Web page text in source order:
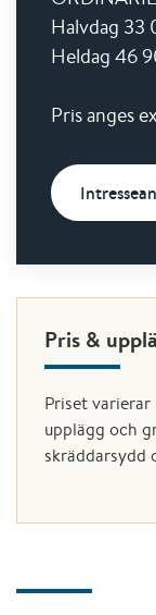
Halvdag
Heldag 46
Pris anges
Pris &
Priset varierar
upplägg och
skräddarsydd